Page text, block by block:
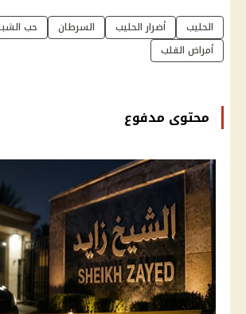
الحليب أضرار الحليب السرطان
حب
أمراض القلب
محتوى مدفوع